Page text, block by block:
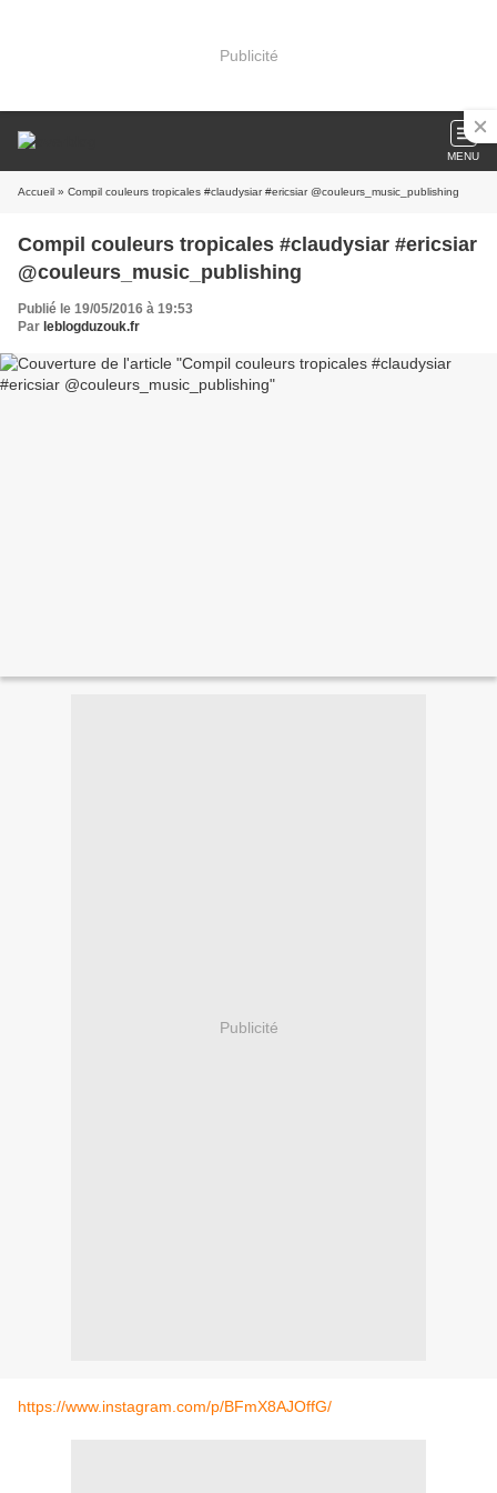
Publicité
MENU
Accueil » Compil couleurs tropicales #claudysiar #ericsiar @couleurs_music_publishing
Compil couleurs tropicales #claudysiar #ericsiar
@couleurs_music_publishing
Publié le 19/05/2016 à 19:53
Par leblogduzouk.fr
Publicité
https://www.instagram.com/p/BFmX8AJOffG/